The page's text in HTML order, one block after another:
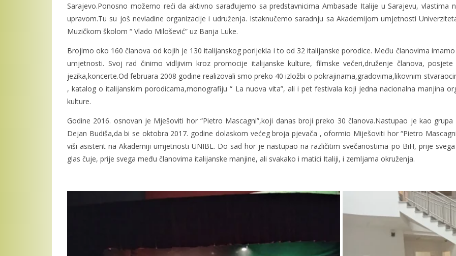
Sarajevo.Ponosno možemo reći da aktivno sarađujemo sa predstavnicima Ambasade Italije u Sarajevu,
upravom.Tu su još nevladine organizacije i udruženja. Istaknučemo saradnju sa Akademijom umjetnosti
Muzičkom školom “ Vlado Milošević” uz Banja Luke.
Brojimo oko 160 članova od kojih je 130 italijanskog porijekla i to od 32 italijanske porodice. Među članovima
umjetnosti. Svoj rad činimo vidljivim kroz promocije italijanske kulture, filmske večeri,druženje članova,
jezika,koncerte.Od februara 2008 godine realizovali smo preko 40 izložbi o pokrajinama,gradovima,likovnim
, katalog o italijanskim porodicama,monografiju “ La nuova vita”, ali i pet festivala koji jedna nacionalna manjina
kulture.
Godine 2016. osnovan je Mješoviti hor “Pietro Mascagni”,koji danas broji preko 30 članova.Nastupao je kao
Dejan Budiša,da bi se oktobra 2017. godine dolaskom većeg broja pjevača , oformio Miješoviti hor “Pietro
viši asistent na Akademiji umjetnosti UNIBL. Do sad hor je nastupao na različitim svečanostima po BiH, prije
glas čuje, prije svega među članovima italijanske manjine, ali svakako i matici Italiji, i zemljama okruženja.